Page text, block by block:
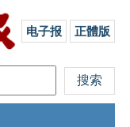
电子报 正體版